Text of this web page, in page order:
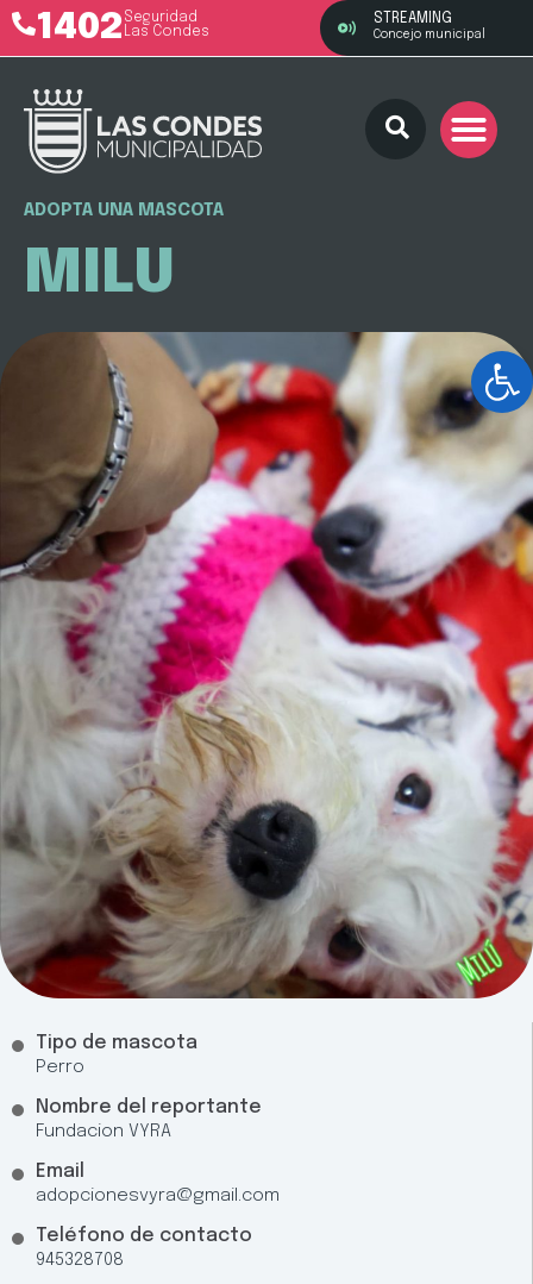
1402 Seguridad
Las Condes
STREAMING
Concejo municipal
ADOPTA UNA MASCOTA
MILU
Tipo de mascota
Perro
Nombre del reportante
Fundacion VYRA
Email
adopcionesvyra@gmail.com
Teléfono de contacto
945328708